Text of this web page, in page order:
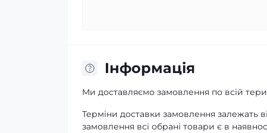
Iнформація
Ми доставляємо замовлення по всій
Терміни доставки замовлення залежать
замовлення всі обрані товари є в